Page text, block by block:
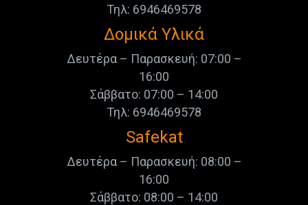
Τηλ: 6946469578
Δομικά Υλικά
Δευτέρα – Παρασκευή: 07:00 –
16:00
Σάββατο: 07:00 – 14:00
Τηλ: 6946469578
Safekat
Δευτέρα – Παρασκευή: 08:00 –
16:00
Σάββατο: 08:00 – 14:00